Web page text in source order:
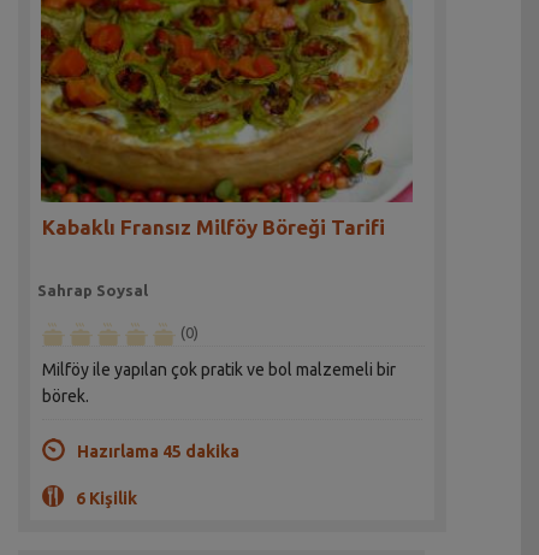
Kabaklı Fransız Milföy Böreği Tarifi
Sahrap Soysal
(0)
Milföy ile yapılan çok pratik ve bol malzemeli bir
börek.
Hazırlama 45 dakika
6 Kişilik